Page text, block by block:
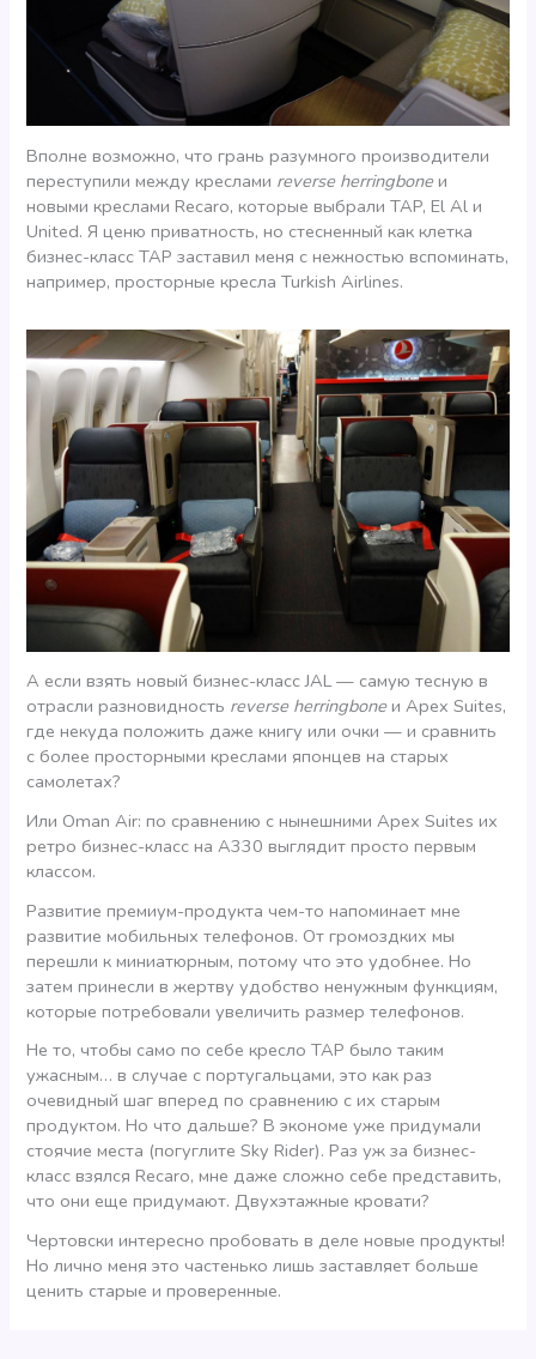
Вполне возможно, что грань разумного производители
переступили между креслами reverse herringbone и
новыми креслами Recaro, которые выбрали TAP, El Al и
United. Я ценю приватность, но стесненный как клетка
бизнес-класс TAP заставил меня с нежностью вспоминать,
например, просторные кресла Turkish Airlines.
А если взять новый бизнес-класс JAL — самую тесную в
отрасли разновидность reverse herringbone и Apex Suites,
где некуда положить даже книгу или очки — и сравнить
с более просторными креслами японцев на старых
самолетах?
Или Oman Air: по сравнению с нынешними Apex Suites их
ретро бизнес-класс на А330 выглядит просто первым
классом.
Развитие премиум-продукта чем-то напоминает мне
развитие мобильных телефонов. От громоздких мы
перешли к миниатюрным, потому что это удобнее. Но
затем принесли в жертву удобство ненужным функциям,
которые потребовали увеличить размер телефонов.
Не то, чтобы само по себе кресло ТАР было таким
ужасным… в случае с португальцами, это как раз
очевидный шаг вперед по сравнению с их старым
продуктом. Но что дальше? В экономе уже придумали
стоячие места (погуглите Sky Rider). Раз уж за бизнес-
класс взялся Recaro, мне даже сложно себе представить,
что они еще придумают. Двухэтажные кровати?
Чертовски интересно пробовать в деле новые продукты!
Но лично меня это частенько лишь заставляет больше
ценить старые и проверенные.